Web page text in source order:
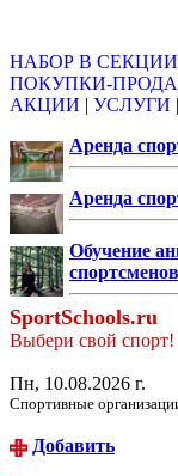
НАБОР В СЕКЦИИ
ПОКУПКИ-
АКЦИИ | УСЛУГИ |
Аренда
Аренда
Обучение
спортсменов
SportSchools.ru
Выбери свой спорт!
Пн, 10.08.2026 г.
Спортивные
Добавить